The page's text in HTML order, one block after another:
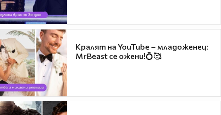
Кралят на YouTube – младоженец:
MrBeast се ожени!💍🥰